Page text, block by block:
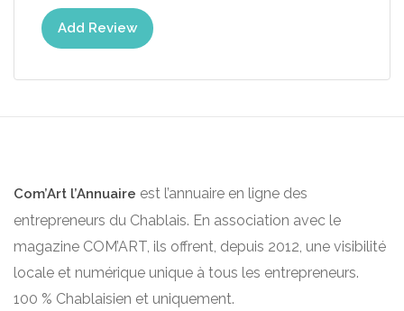
Add Review
Com’Art l’Annuaire est l’annuaire en ligne des
entrepreneurs du Chablais. En association avec le
magazine COM’ART, ils offrent, depuis 2012, une visibilité
locale et numérique unique à tous les entrepreneurs.
100 % Chablaisien et uniquement.